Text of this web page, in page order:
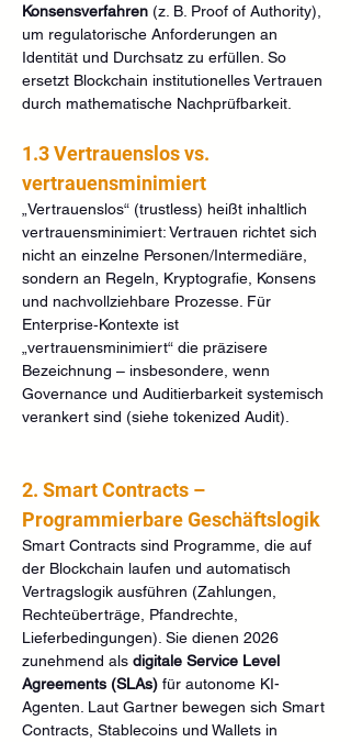
Konsensverfahren (z. B. Proof of Authority),
um regulatorische Anforderungen an
Identität und Durchsatz zu erfüllen. So
ersetzt Blockchain institutionelles Vertrauen
durch mathematische Nachprüfbarkeit.
1.3 Vertrauenslos vs.
vertrauensminimiert
„Vertrauenslos“ (trustless) heißt inhaltlich
vertrauensminimiert: Vertrauen richtet sich
nicht an einzelne Personen/Intermediäre,
sondern an Regeln, Kryptografie, Konsens
und nachvollziehbare Prozesse. Für
Enterprise‑Kontexte ist
„vertrauensminimiert“ die präzisere
Bezeichnung – insbesondere, wenn
Governance und Auditierbarkeit systemisch
verankert sind (siehe tokenized Audit).
2. Smart Contracts –
Programmierbare Geschäftslogik
Smart Contracts sind Programme, die auf
der Blockchain laufen und automatisch
Vertragslogik ausführen (Zahlungen,
Rechteüberträge, Pfandrechte,
Lieferbedingungen). Sie dienen 2026
zunehmend als digitale Service Level
Agreements (SLAs) für autonome KI-
Agenten. Laut Gartner bewegen sich Smart
Contracts, Stablecoins und Wallets in